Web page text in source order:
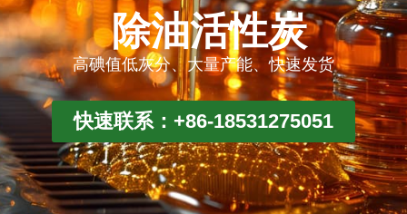
除油活性炭
高碘值低灰分、大量产能、快速发货
快速联系：+86-18531275051